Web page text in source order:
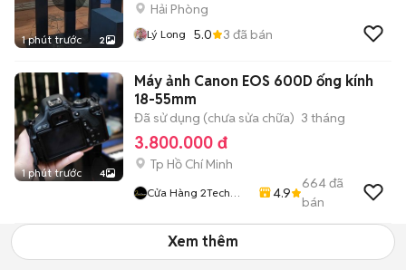
1 phút trước 2
Hải Phòng
Lý Long 5.0 3 đã bán
1 phút trước 4
Máy ảnh Canon EOS 600D ống kính
18-55mm
Đã sử dụng (chưa sửa chữa) 3 tháng
3.800.000 đ
Tp Hồ Chí Minh
Cửa Hàng 2Tech
4.9
664đã
bán
Xem thêm